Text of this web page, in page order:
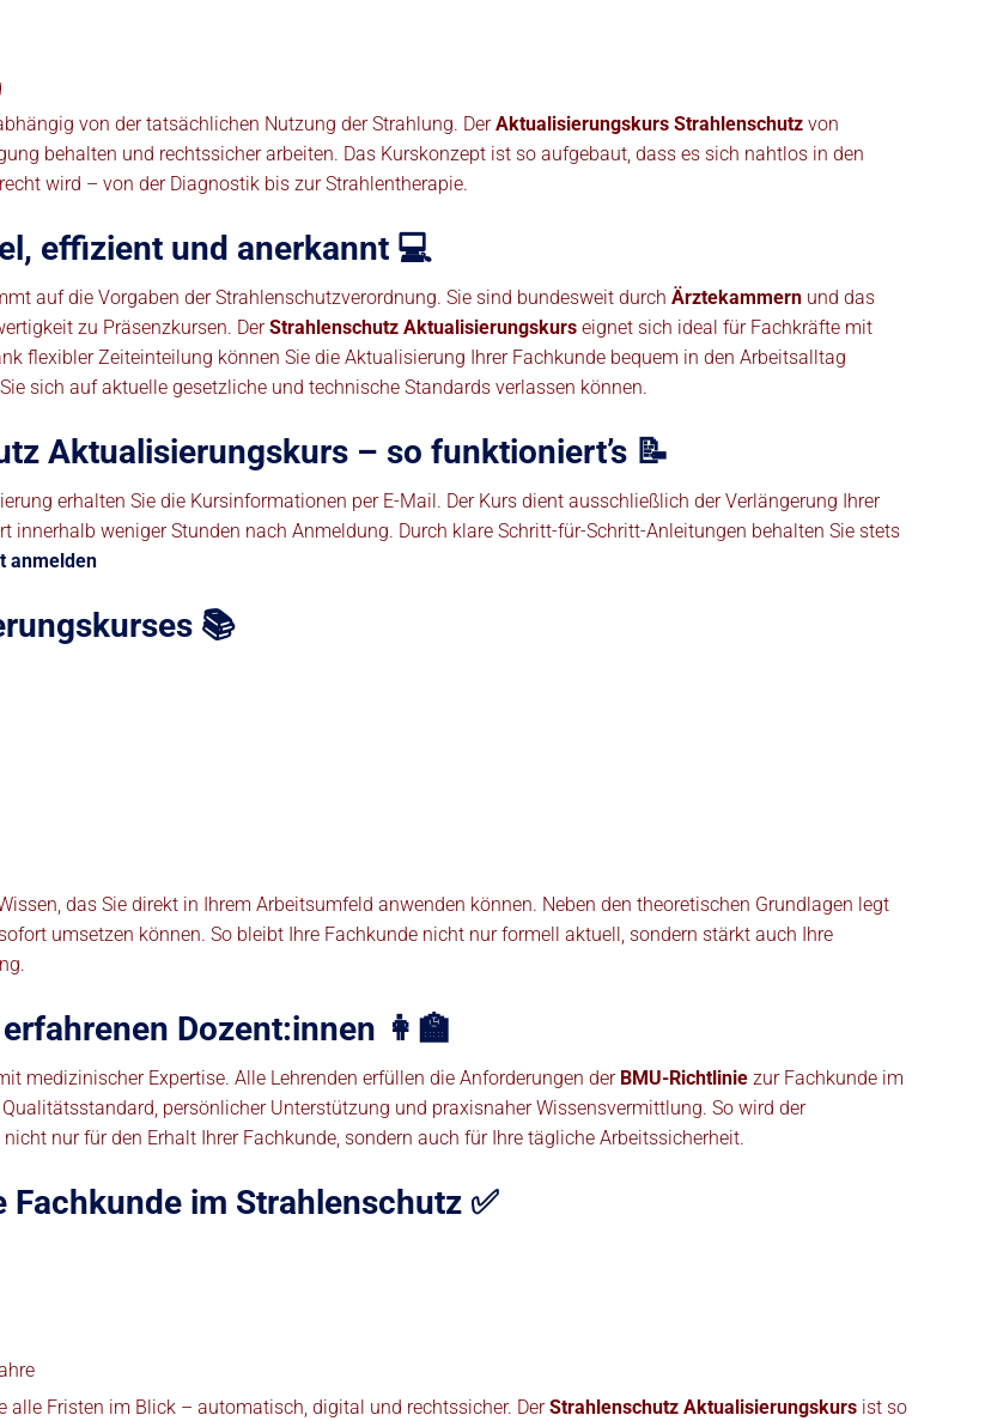
von der tatsächlichen Nutzung der Strahlung. DerAktualisierungskurs Strahlenschutz von
behalten und rechtssicher arbeiten. Das Kurskonzept ist so aufgebaut, dass es sich nahtlos in den
wird – von der Diagnostik bis zur Strahlentherapie.
effizient und anerkannt 💻
auf die Vorgaben der Strahlenschutzverordnung. Sie sind bundesweit durch Ärztekammern und das
zu Präsenzkursen. DerStrahlenschutz Aktualisierungskurs eignet sich ideal für Fachkräfte mit
flexibler Zeiteinteilung können Sie die Aktualisierung Ihrer Fachkunde bequem in den Arbeitsalltag
sich auf aktuelle gesetzliche und technische Standards verlassen können.
Aktualisierungskurs – so funktioniert’s 📝
erhalten Sie die Kursinformationen per E-Mail. Der Kurs dient ausschließlich der Verlängerung Ihrer
innerhalb weniger Stunden nach Anmeldung. Durch klare Schritt-für-Schritt-Anleitungen behalten Sie stets
anmelden
📚
das Sie direkt in Ihrem Arbeitsumfeld anwenden können. Neben den theoretischen Grundlagen legt
umsetzen können. So bleibt Ihre Fachkunde nicht nur formell aktuell, sondern stärkt auch Ihre
Dozent:innen 👩‍🏫
medizinischer Expertise. Alle Lehrenden erfüllen die Anforderungen der BMU-Richtlinie zur Fachkunde im
persönlicher Unterstützung und praxisnaher Wissensvermittlung. So wird der
nur für den Erhalt Ihrer Fachkunde, sondern auch für Ihre tägliche Arbeitssicherheit.
im Strahlenschutz ✅
alle Fristen im Blick – automatisch, digital und rechtssicher. DerStrahlenschutz Aktualisierungskurs ist so